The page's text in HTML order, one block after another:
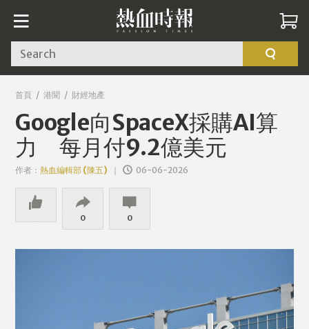
Search
首頁 港聞 財經地產
Google向SpaceX採購AI算
力 每月付9.2億美元
作者：熱血編輯部 (陳五) 06-06-2026
0 0